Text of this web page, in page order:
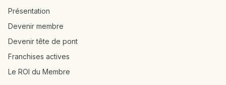
Présentation
Devenir membre
Devenir tête de pont
Franchises actives
Le ROI du Membre